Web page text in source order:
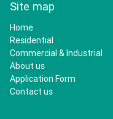
Site map
Home
Residential
Commercial & Industrial
About us
Application Form
Contact us